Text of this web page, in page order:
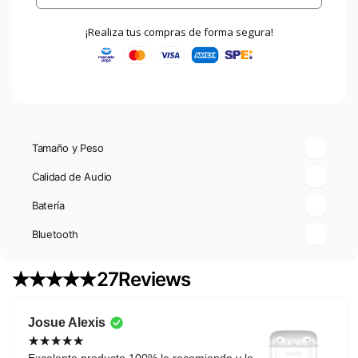
Pro
¡Realiza tus compras de forma segura!
Tamaño y Peso
Calidad de Audio
Batería
Bluetooth
27Reviews
Josue Alexis